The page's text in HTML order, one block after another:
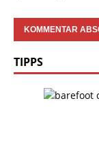
TIPPS